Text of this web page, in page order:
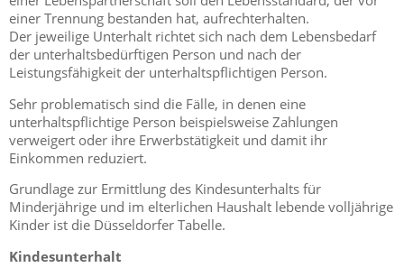
einer Trennung bestanden hat, aufrechterhalten.
Der jeweilige Unterhalt richtet sich nach dem Lebensbedarf
der unterhaltsbedürftigen Person und nach der
Leistungsfähigkeit der unterhaltspflichtigen Person.
Sehr problematisch sind die Fälle, in denen eine
unterhaltspflichtige Person beispielsweise Zahlungen
verweigert oder ihre Erwerbstätigkeit und damit ihr
Einkommen reduziert.
Grundlage zur Ermittlung des Kindesunterhalts für
Minderjährige und im elterlichen Haushalt lebende volljährige
Kinder ist die Düsseldorfer Tabelle.
Kindesunterhalt